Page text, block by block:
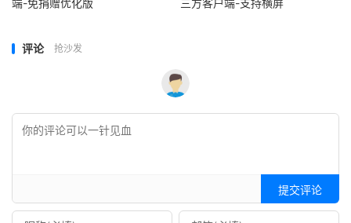
端-免捐赠优化版
三方客户端-支持横屏
评论 抢沙发
提交评论